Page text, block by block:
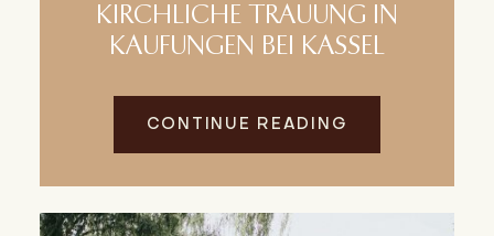
KIRCHLICHE TRAUUNG IN
KAUFUNGEN BEI KASSEL
CONTINUE READING